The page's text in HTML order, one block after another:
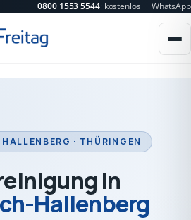
0800 1553 5544· kostenlos WhatsApp
· THÜRINGEN
in
Hallenberg